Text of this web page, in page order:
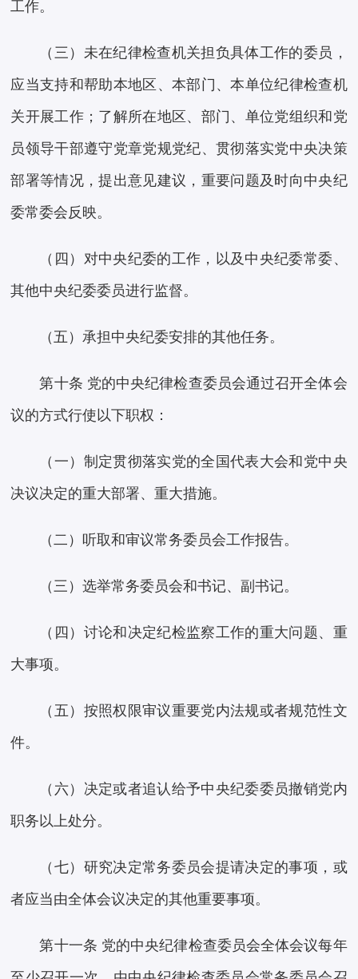
工作。
（三）未在纪律检查机关担负具体工作的委员，
应当支持和帮助本地区、本部门、本单位纪律检查机
关开展工作；了解所在地区、部门、单位党组织和党
员领导干部遵守党章党规党纪、贯彻落实党中央决策
部署等情况，提出意见建议，重要问题及时向中央纪
委常委会反映。
（四）对中央纪委的工作，以及中央纪委常委、
其他中央纪委委员进行监督。
（五）承担中央纪委安排的其他任务。
第十条 党的中央纪律检查委员会通过召开全体会
议的方式行使以下职权：
（一）制定贯彻落实党的全国代表大会和党中央
决议决定的重大部署、重大措施。
（二）听取和审议常务委员会工作报告。
（三）选举常务委员会和书记、副书记。
（四）讨论和决定纪检监察工作的重大问题、重
大事项。
（五）按照权限审议重要党内法规或者规范性文
件。
（六）决定或者追认给予中央纪委委员撤销党内
职务以上处分。
（七）研究决定常务委员会提请决定的事项，或
者应当由全体会议决定的其他重要事项。
第十一条 党的中央纪律检查委员会全体会议每年